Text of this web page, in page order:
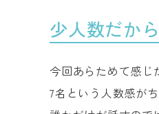
少人数だか
今回あらためて感じ
7名という人数感が